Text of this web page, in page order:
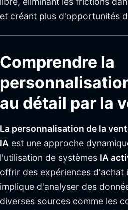
et créant plus d'opportunités
Comprendre la
au détail par la
La personnalisation de la
IA est une approche
l'utilisation de systèmes IA
offrir des expériences d'achat
implique d'analyser des
diverses sources comme les